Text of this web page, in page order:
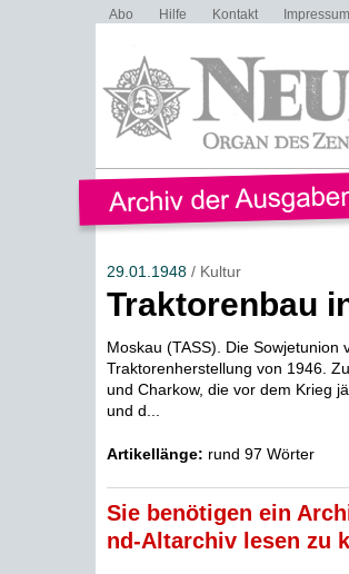
Abo Hilfe Kontakt Impressum
29.01.1948/ Kultur
Traktorenbau
Moskau (TASS). Die Sowjetunion
Traktorenherstellung von 1946.
und Charkow, die vor dem Krieg
und d...
Artikellänge: rund 97 Wörter
Sie benötigen ein
nd-Altarchiv lesen zu